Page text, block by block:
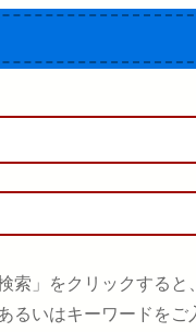
索」をクリックする
るいはキーワードを